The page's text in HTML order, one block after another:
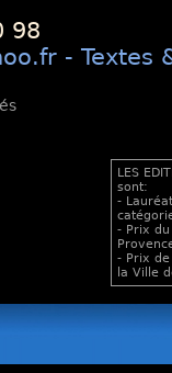
98
- Textes
LES
sont:
-
- Prix du
- Prix
la Ville